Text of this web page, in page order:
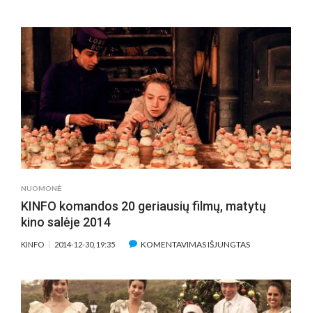
PLANUOSE
–
AKTYVI
PLĖTRA
IR
KONKURENCINGAS
KINAS
NUOMONĖ
KINFO komandos 20 geriausių filmų, matytų
kino salėje 2014
KINFO 2014-12-30, 19:35 KOMENTAVIMAS IŠJUNGTASĮRAŠE
20
GERIAUSIŲ